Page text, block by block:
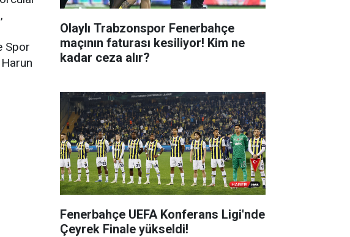
Spor
Olaylı Trabzonspor Fenerbahçe
maçının faturası kesiliyor! Kim ne
kadar ceza alır?
Fenerbahçe UEFA Konferans Ligi'nde
Çeyrek Finale yükseldi!